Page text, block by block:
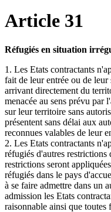
Article 31
Réfugiés en situation
1. Les Etats contractants
fait de leur entrée ou de
arrivant directement du
menacée au sens prévu par
sur leur territoire sans
présentent sans délai aux
reconnues valables de leur
2. Les Etats contractants
réfugiés d'autres restrictions
restrictions seront
réfugiés dans le pays
à se faire admettre dans un
admission les Etats
raisonnable ainsi que toutes